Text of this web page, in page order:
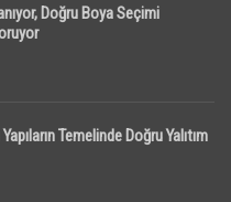
Doğru Boya Seçimi
Temelinde Doğru Yalıtım